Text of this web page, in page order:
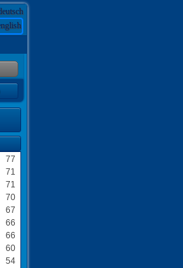
77
71
71
70
67
66
66
60
54